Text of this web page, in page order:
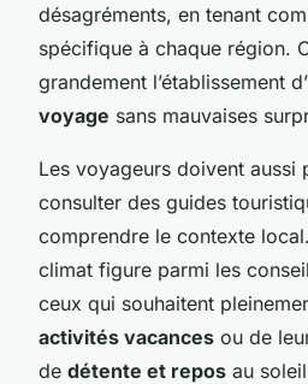
désagréments, en tenant
spécifique à chaque région.
grandement l’établissement
voyage sans mauvaises
Les voyageurs doivent aussi
consulter des guides
comprendre le contexte
climat figure parmi les
ceux qui souhaitent
activités vacances ou de
de détente et repos au